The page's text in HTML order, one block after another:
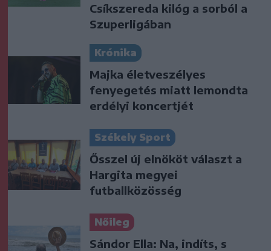
Csíkszereda kilóg a sorból a
Szuperligában
Krónika
Majka életveszélyes
fenyegetés miatt lemondta
erdélyi koncertjét
Székely Sport
Ősszel új elnököt választ a
Hargita megyei
futballközösség
Nőileg
Sándor Ella: Na, indíts, s